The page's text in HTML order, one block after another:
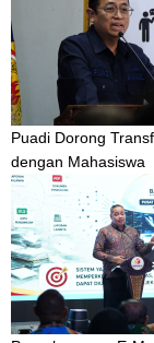
Puadi Dorong
dengan Mahasiswa